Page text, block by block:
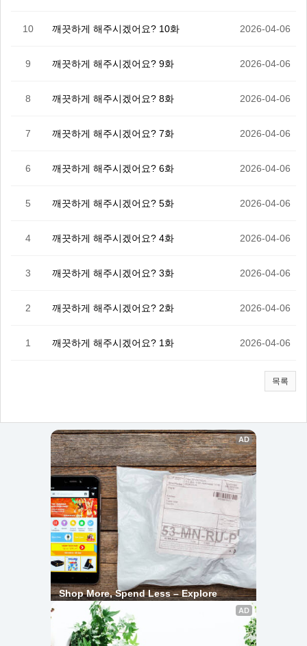
10 깨끗하게 해주시겠어요? 10화 2026-04-06
9 깨끗하게 해주시겠어요? 9화 2026-04-06
8 깨끗하게 해주시겠어요? 8화 2026-04-06
7 깨끗하게 해주시겠어요? 7화 2026-04-06
6 깨끗하게 해주시겠어요? 6화 2026-04-06
5 깨끗하게 해주시겠어요? 5화 2026-04-06
4 깨끗하게 해주시겠어요? 4화 2026-04-06
3 깨끗하게 해주시겠어요? 3화 2026-04-06
2 깨끗하게 해주시겠어요? 2화 2026-04-06
1 깨끗하게 해주시겠어요? 1화 2026-04-06
목록